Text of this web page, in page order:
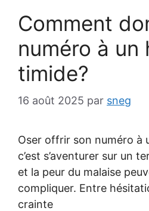
Comment
numéro à un
timide?
16 août 2025 par sneg
Oser offrir son numéro à
c’est s’aventurer sur un
et la peur du malaise
compliquer. Entre
crainte